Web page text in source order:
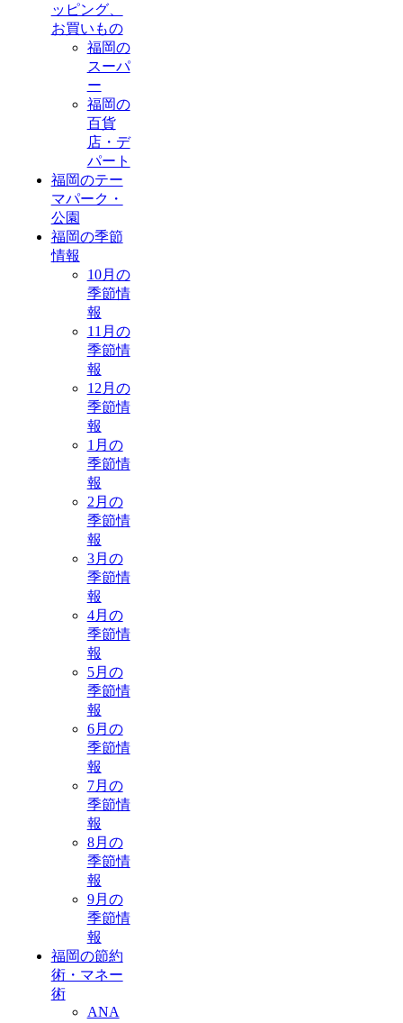
ッピング、
お買いもの
福岡の
スーパ
ー
福岡の
百貨
店・デ
パート
福岡のテー
マパーク・
公園
福岡の季節
情報
10月の
季節情
報
11月の
季節情
報
12月の
季節情
報
1月の
季節情
報
2月の
季節情
報
3月の
季節情
報
4月の
季節情
報
5月の
季節情
報
6月の
季節情
報
7月の
季節情
報
8月の
季節情
報
9月の
季節情
報
福岡の節約
術・マネー
術
ANA